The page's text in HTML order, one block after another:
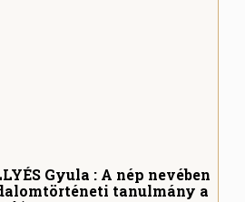
Gyula : A nép nevében
tanulmány a